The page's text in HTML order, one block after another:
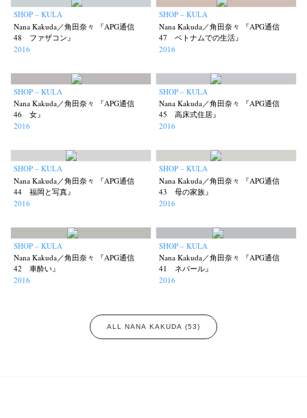
SHOP – KULA
Nana Kakuda／角田奈々 『APG通信
48 ファザコン』
2016
SHOP – KULA
Nana Kakuda／角田奈々 『APG通信
47 ベトナムでの生活』
2016
SHOP – KULA
Nana Kakuda／角田奈々 『APG通信
46 女』
2016
SHOP – KULA
Nana Kakuda／角田奈々 『APG通信
45 高床式住居』
2016
SHOP – KULA
Nana Kakuda／角田奈々 『APG通信
44 福岡と写真』
2016
SHOP – KULA
Nana Kakuda／角田奈々 『APG通信
43 母の家族』
2016
SHOP – KULA
Nana Kakuda／角田奈々 『APG通信
42 車酔い』
2016
SHOP – KULA
Nana Kakuda／角田奈々 『APG通信
41 ネパール』
2016
ALL NANA KAKUDA (53)